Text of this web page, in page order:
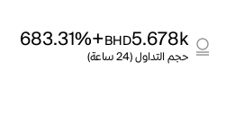
5.678k
BHD
+683.31%
حجم التداول (24 ساعة)